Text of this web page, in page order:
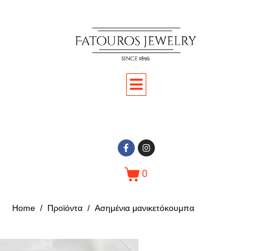
0
Home Προϊόντα Ασημένια μανικετόκουμπα